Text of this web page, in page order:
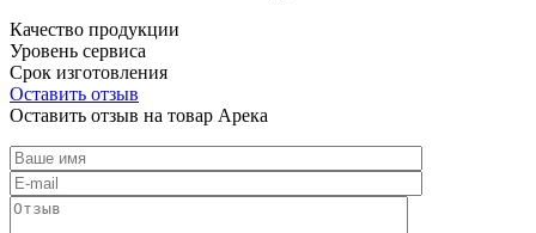
Качество продукции
Уровень сервиса
Срок изготовления
Оставить отзыв
Оставить отзыв на товар Арека